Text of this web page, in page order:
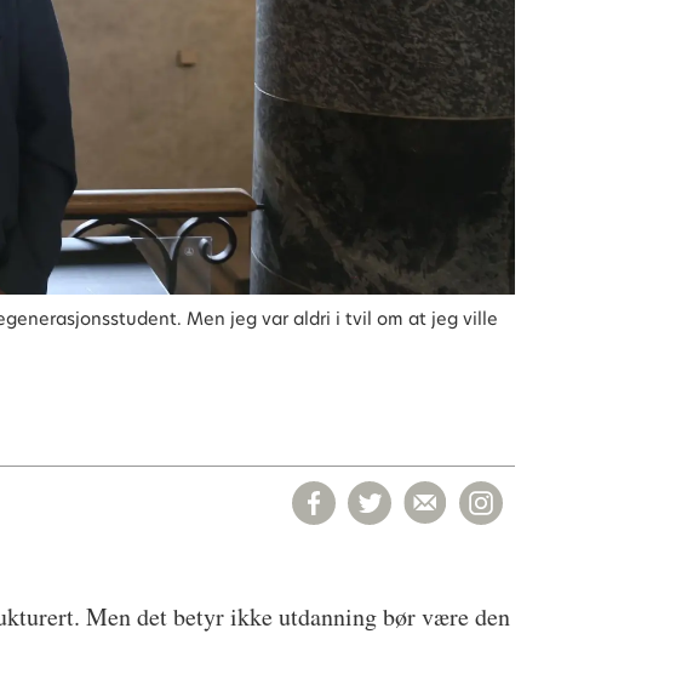
Men jeg var aldri i tvil om at jeg ville
Men det betyr ikke utdanning bør være den